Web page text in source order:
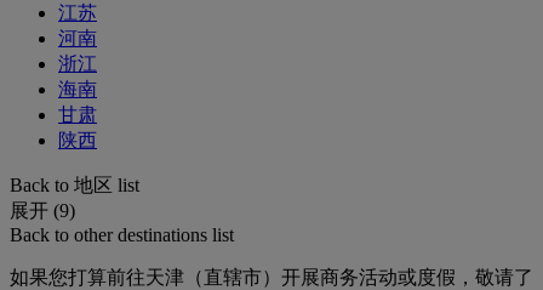
江苏
河南
浙江
海南
甘肃
陕西
Back to 地区 list
展开 (9)
Back to other destinations list
如果您打算前往天津（直辖市）开展商务活动或度假，敬请了